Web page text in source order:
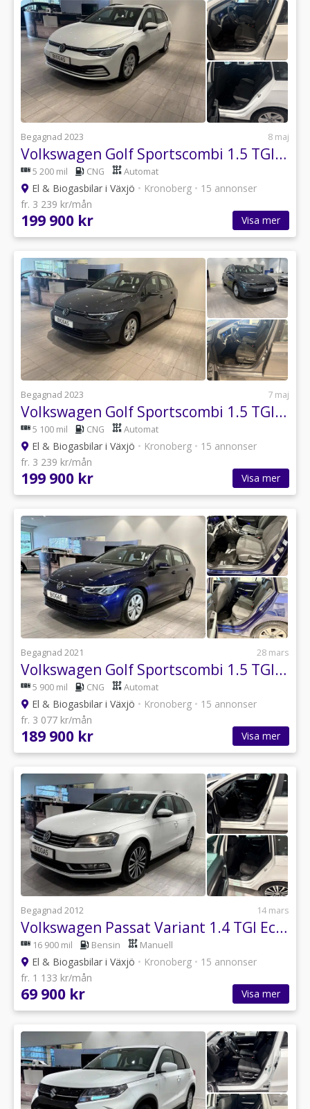
Begagnad 2023 8 maj
Volkswagen Golf Sportscombi 1.5 TGI Base Euro 6
5 200 mil CNG Automat
El & Biogasbilar i Växjö • Kronoberg • 15 annonser
fr. 3 239 kr/mån
199 900 kr Visa mer
Begagnad 2023 7 maj
Volkswagen Golf Sportscombi 1.5 TGI Base Euro 6
5 100 mil CNG Automat
El & Biogasbilar i Växjö • Kronoberg • 15 annonser
fr. 3 239 kr/mån
199 900 kr Visa mer
Begagnad 2021 28 mars
Volkswagen Golf Sportscombi 1.5 TGI Automat,
5 900 mil CNG Automat
El & Biogasbilar i Växjö • Kronoberg • 15 annonser
fr. 3 077 kr/mån
189 900 kr Visa mer
Begagnad 2012 14 mars
Volkswagen Passat Variant 1.4 TGI EcoFuel Masters Dragkrok
16 900 mil Bensin Manuell
El & Biogasbilar i Växjö • Kronoberg • 15 annonser
fr. 1 133 kr/mån
69 900 kr Visa mer